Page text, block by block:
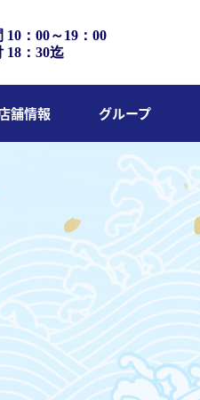
10：00～19：00
18：30迄
舗情報 グループ